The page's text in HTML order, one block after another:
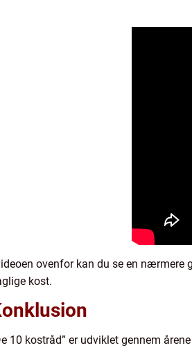
ovenfor kan du se en
kost.
10 kostråd” er udviklet gennem